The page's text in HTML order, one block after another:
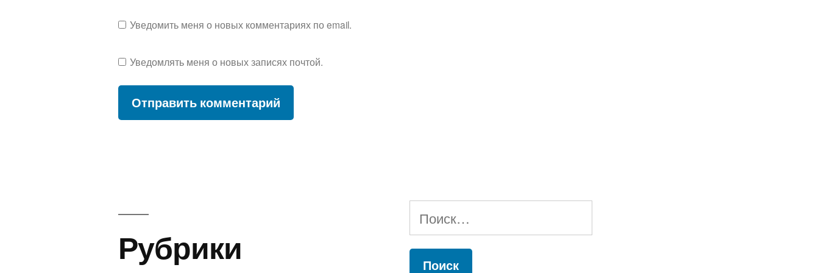
Уведомить меня о новых комментариях по email.
Уведомлять меня о новых записях почтой.
Рубрики
Найти: